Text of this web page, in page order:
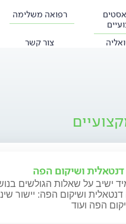
רפואה משלימה
צור קשר
ושיקום הפה
ישיב על שאלות הגולשים
ושיקום הפה: יישור
הפה ועוד